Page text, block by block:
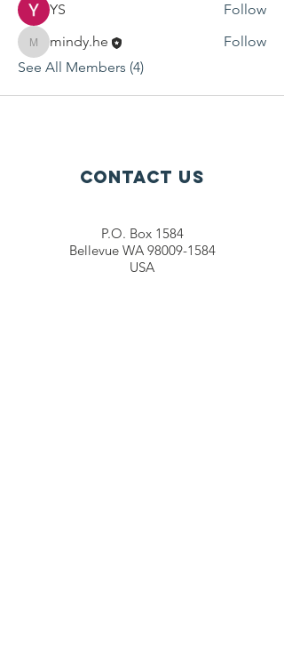
YS
Follow
mindy.he
mindy.he
Follow
See All Members (4)
Contact Us
P.O. Box 1584
Bellevue WA 98009-1584
USA